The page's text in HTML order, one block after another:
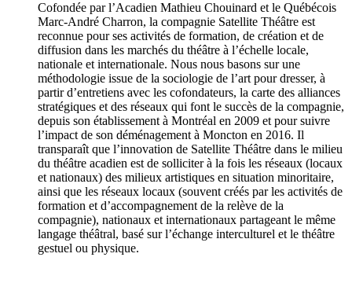
Cofondée par l’Acadien Mathieu Chouinard et le Québécois
Marc-André Charron, la compagnie Satellite Théâtre est
reconnue pour ses activités de formation, de création et de
diffusion dans les marchés du théâtre à l’échelle locale,
nationale et internationale. Nous nous basons sur une
méthodologie issue de la sociologie de l’art pour dresser, à
partir d’entretiens avec les cofondateurs, la carte des alliances
stratégiques et des réseaux qui font le succès de la compagnie,
depuis son établissement à Montréal en 2009 et pour suivre
l’impact de son déménagement à Moncton en 2016. Il
transparaît que l’innovation de Satellite Théâtre dans le milieu
du théâtre acadien est de solliciter à la fois les réseaux (locaux
et nationaux) des milieux artistiques en situation minoritaire,
ainsi que les réseaux locaux (souvent créés par les activités de
formation et d’accompagnement de la relève de la
compagnie), nationaux et internationaux partageant le même
langage théâtral, basé sur l’échange interculturel et le théâtre
gestuel ou physique.